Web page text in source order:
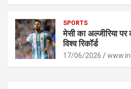
SPORTS
मेसी का अल्जीरिया
विश्व रिकॉर्ड
17/06/2026